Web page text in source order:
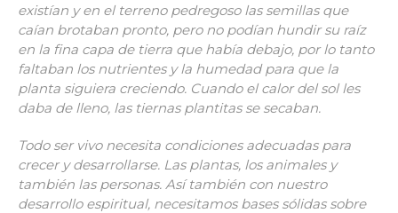
existían y en el terreno pedregoso las semillas que
caían brotaban pronto, pero no podían hundir su raíz
en la fina capa de tierra que había debajo, por lo tanto
faltaban los nutrientes y la humedad para que la
planta siguiera creciendo. Cuando el calor del sol les
daba de lleno, las tiernas plantitas se secaban.
Todo ser vivo necesita condiciones adecuadas para
crecer y desarrollarse. Las plantas, los animales y
también las personas. Así también con nuestro
desarrollo espiritual, necesitamos bases sólidas sobre